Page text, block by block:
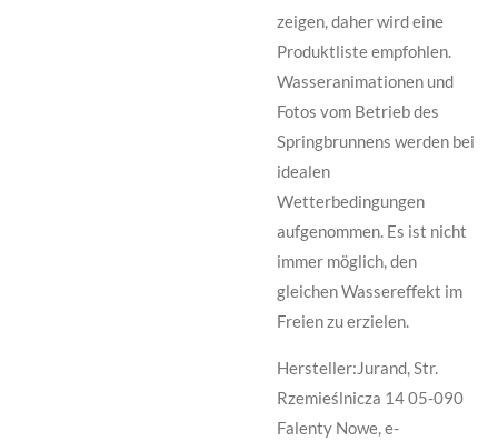
zeigen, daher wird eine
Produktliste empfohlen.
Wasseranimationen und
Fotos vom Betrieb des
Springbrunnens werden bei
idealen
Wetterbedingungen
aufgenommen. Es ist nicht
immer möglich, den
gleichen Wassereffekt im
Freien zu erzielen.
Hersteller:Jurand, Str.
Rzemieślnicza 14 05-090
Falenty Nowe, e-